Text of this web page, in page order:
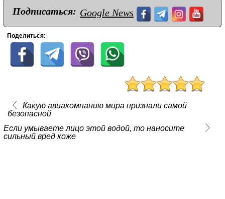
Подписаться: Google News
Поделиться:
Какую авиакомпанию мира признали самой
безопасной
Если умываете лицо этой водой, то наносите
сильный вред коже